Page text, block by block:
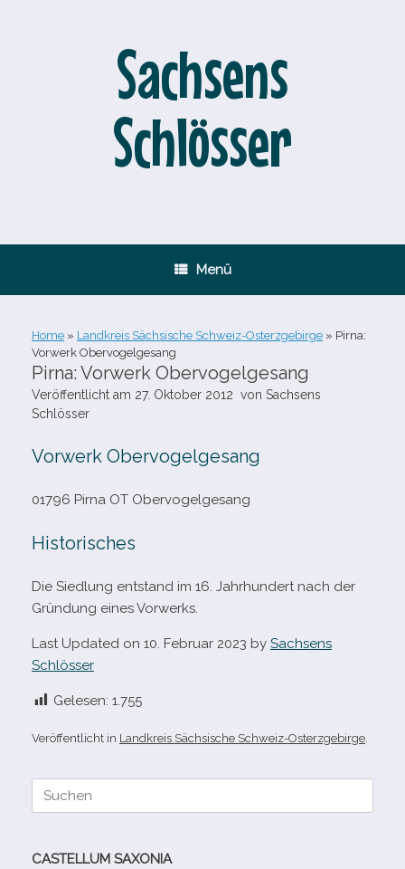
Sachsens
Schlösser
Menü
Home » Landkreis Sächsische Schweiz-Osterzgebirge » Pirna:
Vorwerk Obervogelgesang
Pirna: Vorwerk Obervogelgesang
Veröffentlicht am 27. Oktober 2012 von Sachsens
Schlösser
Vorwerk Obervogelgesang
01796 Pirna OT Obervogelgesang
Historisches
Die Siedlung ent­stand im 16. Jahrhundert nach der
Gründung eines Vorwerks.
Last Updated on 10. Februar 2023 by Sachsens
Schlösser
Gelesen: 1.755
Veröffentlicht in Landkreis Sächsische Schweiz-Osterzgebirge
Suche
CASTELLUM SAXONIA